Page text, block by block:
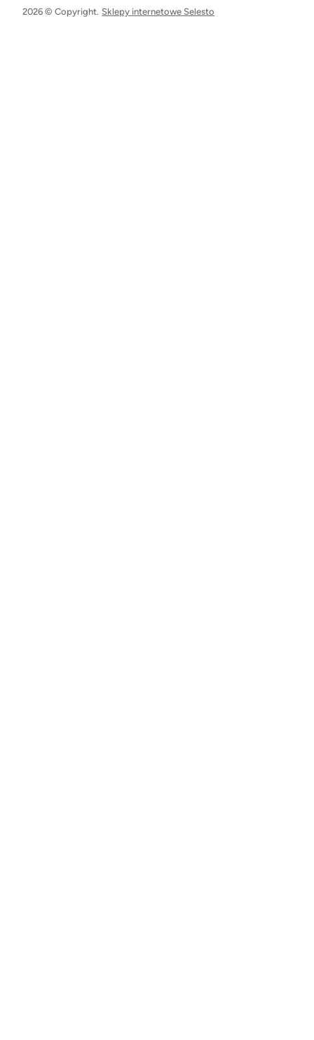
2026 © Copyright. Sklepy internetowe Selesto